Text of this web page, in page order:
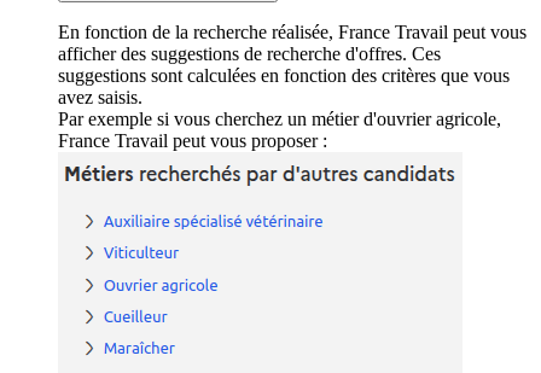
En fonction de la recherche réalisée, France Travail peut vous
afficher des suggestions de recherche d'offres. Ces
suggestions sont calculées en fonction des critères que vous
avez saisis.
Par exemple si vous cherchez un métier d'ouvrier agricole,
France Travail peut vous proposer :